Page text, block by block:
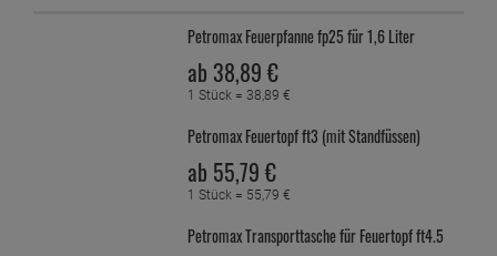
Petromax Feuerpfanne fp25 für 1,6 Liter
ab 38,89 €
1 Stück = 38,89 €
Petromax Feuertopf ft3 (mit Standfüssen)
ab 55,79 €
1 Stück = 55,79 €
Petromax Transporttasche für Feuertopf ft4.5